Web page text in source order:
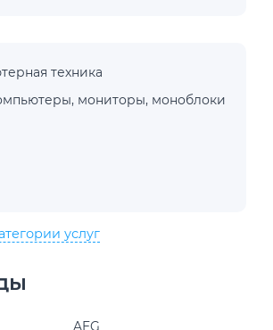
техника
, мониторы, моноблоки
услуг
AEG